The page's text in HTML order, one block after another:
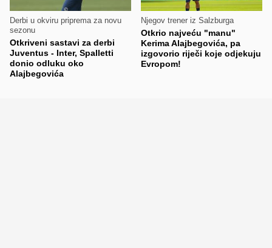
Derbi u okviru priprema za novu
sezonu
Otkriveni sastavi za derbi
Juventus - Inter, Spalletti
donio odluku oko
Alajbegovića
Njegov trener iz Salzburga
Otkrio najveću "manu"
Kerima Alajbegovića, pa
izgovorio riječi koje odjekuju
Evropom!